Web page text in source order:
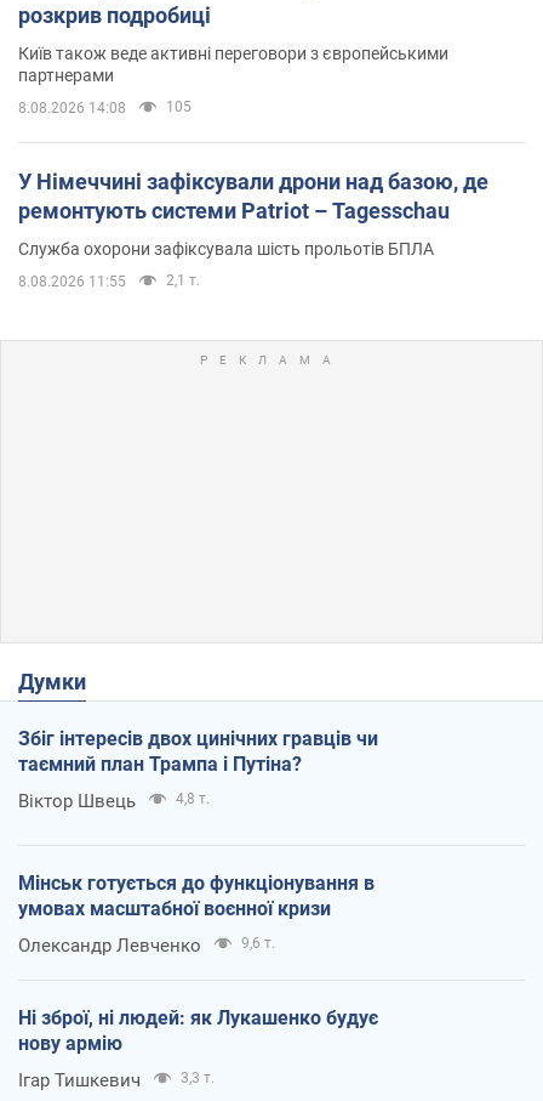
розкрив подробиці
Київ також веде активні переговори з європейськими
партнерами
8.08.2026 14:08 105
У Німеччині зафіксували дрони над базою, де
ремонтують системи Patriot – Tagesschau
Служба охорони зафіксувала шість прольотів БПЛА
8.08.2026 11:55 2,1 т.
Думки
Збіг інтересів двох цинічних гравців чи
таємний план Трампа і Путіна?
Віктор Швець 4,8 т.
Мінськ готується до функціонування в
умовах масштабної воєнної кризи
Олександр Левченко 9,6 т.
Ні зброї, ні людей: як Лукашенко будує
нову армію
Ігар Тишкевич 3,3 т.